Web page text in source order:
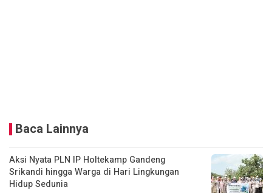
Baca Lainnya
Aksi Nyata PLN IP Holtekamp Gandeng
Srikandi hingga Warga di Hari Lingkungan
Hidup Sedunia